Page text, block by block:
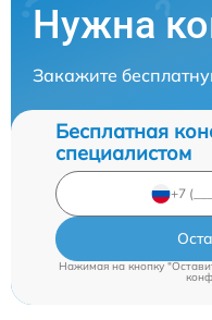
Нужна
Закажите
Бесплатная
специалистом
Нажимая на кнопку